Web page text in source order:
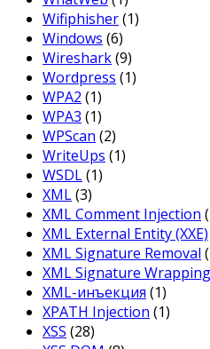
Wifiphisher(1)
Windows (6)
Wireshark(9)
Wordpress (1)
WPA2 (1)
WPA3 (1)
WPScan (2)
WriteUps (1)
WSDL(1)
XML(3)
XML Comment Injection
XML External Entity (XXE)
XML Signature Removal
XML Signature Wrapping
XML-инъекция (1)
XPATH Injection (1)
XSS (28)